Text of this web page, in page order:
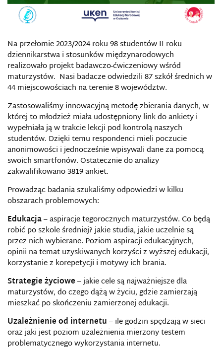
Na przełomie 2023/2024 roku 98 studentów II roku
dziennikarstwa i stosunków międzynarodowych
realizowało projekt badawczo-ćwiczeniowy wśród
maturzystów. Nasi badacze odwiedzili 87 szkół średnich w
44 miejscowościach na terenie 8 województw.
Zastosowaliśmy innowacyjną metodę zbierania danych, w
której to młodzież miała udostępniony link do ankiety i
wypełniała ją w trakcie lekcji pod kontrolą naszych
studentów. Dzięki temu respondenci mieli poczucie
anonimowości i jednocześnie wpisywali dane za pomocą
swoich smartfonów. Ostatecznie do analizy
zakwalifikowano 3819 ankiet.
Prowadząc badania szukaliśmy odpowiedzi w kilku
obszarach problemowych:
Edukacja– aspiracje tegorocznych maturzystów. Co będą
robić po szkole średniej? jakie studia, jakie uczelnie są
przez nich wybierane. Poziom aspiracji edukacyjnych,
opinii na temat uzyskiwanych korzyści z wyższej edukacji,
korzystanie z korepetycji i motywy ich brania.
Strategie życiowe– jakie cele są najważniejsze dla
maturzystów, do czego dążą w życiu, gdzie zamierzają
mieszkać po skończeniu zamierzonej edukacji.
Uzależnienie od internetu– ile godzin spędzają w sieci
oraz jaki jest poziom uzależnienia mierzony testem
problematycznego wykorzystania internetu.